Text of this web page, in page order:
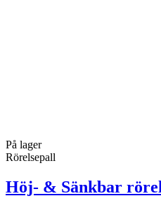
På lager
Rörelsepall
Höj- & Sänkbar